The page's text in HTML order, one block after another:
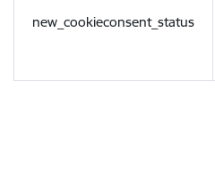
new_cookieconsent_status